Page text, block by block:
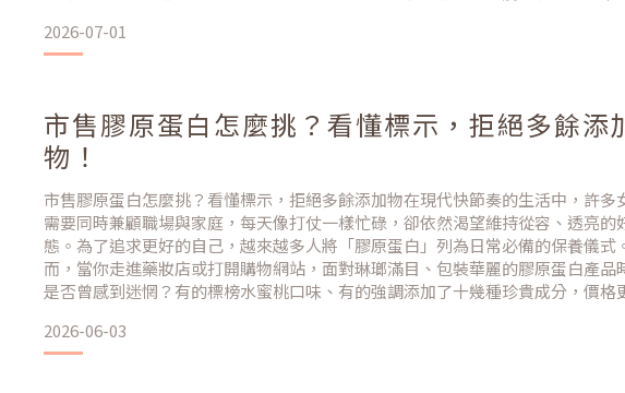
透過吃對營養素，幫您找回健康的身體狀態。什麼是慢
2026-07-01
市售膠原蛋白怎麼挑？看懂標示，拒絕多餘添
物！
市售膠原蛋白怎麼挑？看懂標示，拒絕多餘添加物在現代快節奏的生活中，許多
需要同時兼顧職場與家庭，每天像打仗一樣忙碌，卻依然渴望維持從容、透亮的
態。為了追求更好的自己，越來越多人將「膠原蛋白」列為日常必備的保養儀式
而，當你走進藥妝店或打開購物網站，面對琳瑯滿目、包裝華麗的膠原蛋白產品
是否曾感到迷惘？有的標榜水蜜桃口味、有的強調添加了十幾種珍貴成分，價格
於「純淨」與「精準」。今天，我們將從高標準的專業視角出發
2026-06-03